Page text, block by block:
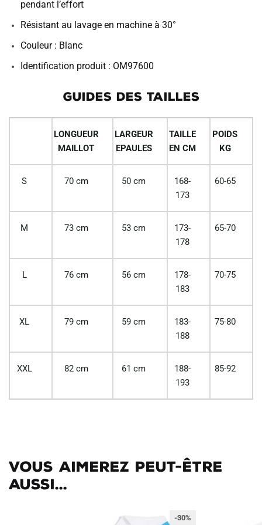
pendant l’effort
Résistant au lavage en machine à 30°
Couleur : Blanc
Identification produit : OM97600
GUIDES DES TAILLES
LONGUEUR
MAILLOT
LARGEUR
EPAULES
TAILLE
EN CM
POIDS
KG
S 70 cm 50 cm
168-
173
60-65
M 73 cm 53 cm
173-
178
65-70
L 76 cm 56 cm
178-
183
70-75
XL 79 cm 59 cm
183-
188
75-80
XXL 82 cm 61 cm
188-
193
85-92
Vous aimerez peut-être
aussi...
-30%